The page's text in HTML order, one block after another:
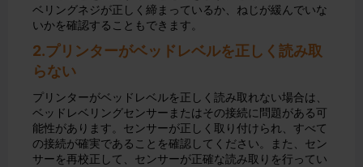
ベリングネジが正しく締まっているか、ねじが緩んでいな
いかを確認することもできます。
2.プリンターがベッドレベルを正しく読み取
らない
プリンターがベッドレベルを正しく読み取れない場合は、
ベッドレベリングセンサーまたはその接続に問題がある可
能性があります。センサーが正しく取り付けられ、すべて
の接続が確実であることを確認してください。また、セン
サーを再校正して、センサーが正確な読み取りを行ってい